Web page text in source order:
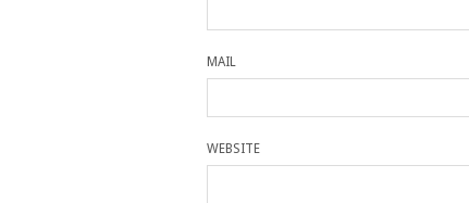
MAIL
WEBSITE